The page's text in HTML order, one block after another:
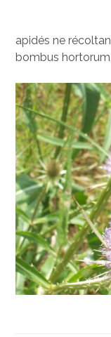
apidés ne
bombus